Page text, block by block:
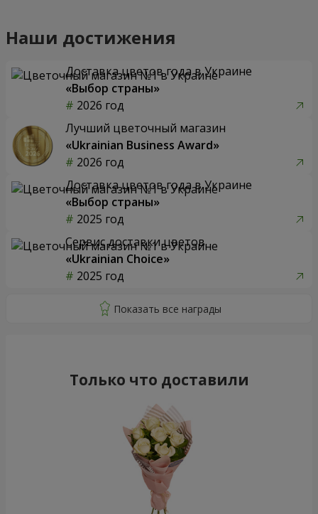
Наши достижения
Доставка цветов года в Украине
«Выбор страны»
2026 год
Лучший цветочный магазин
«Ukrainian Business Award»
2026 год
Доставка цветов года в Украине
«Выбор страны»
2025 год
Сервис доставки цветов
«Ukrainian Choice»
2025 год
Только что доставили